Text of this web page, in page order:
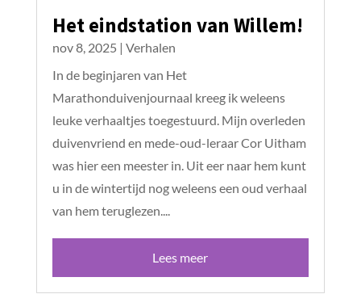
Het eindstation van Willem!
nov 8, 2025 | Verhalen
In de beginjaren van Het
Marathonduivenjournaal kreeg ik weleens
leuke verhaaltjes toegestuurd. Mijn overleden
duivenvriend en mede-oud-leraar Cor Uitham
was hier een meester in. Uit eer naar hem kunt
u in de wintertijd nog weleens een oud verhaal
van hem teruglezen....
Lees meer